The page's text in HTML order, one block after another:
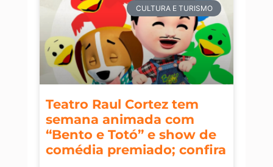
CULTURA E TURISMO
Teatro Raul Cortez tem
semana animada com
“Bento e Totó” e show de
comédia premiado; confira